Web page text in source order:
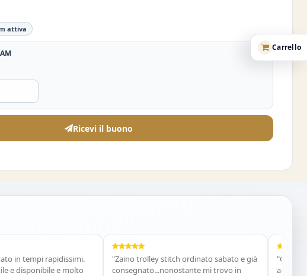
Carrello
attiva
Ricevi il buono
tempi rapidissimi.
e molto
"Zaino trolley stitch ordinato sabato e già
consegnato...nonostante mi trovo in
"Costume
acquisterò di